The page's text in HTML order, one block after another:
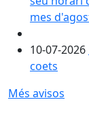
mes
10-07-2026
coets
Més avisos